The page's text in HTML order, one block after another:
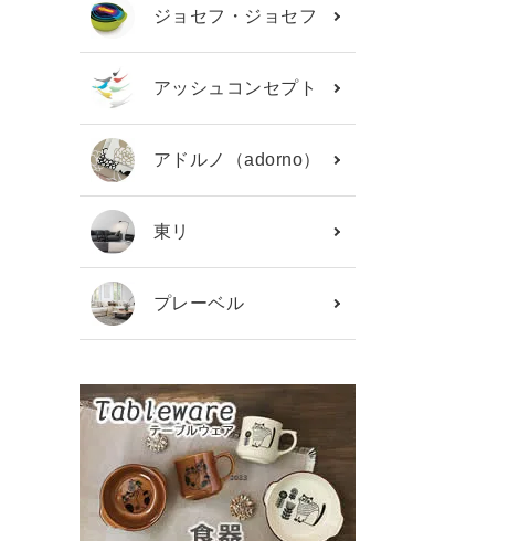
ジョセフ・ジョセフ
アッシュコンセプト
アドルノ（adorno）
東リ
プレーベル